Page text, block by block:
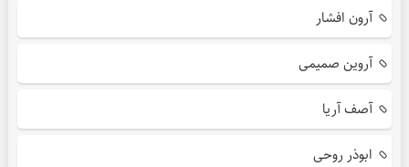
آرون افشار
آروین صمیمی
آصف آریا
ابوذر روحی